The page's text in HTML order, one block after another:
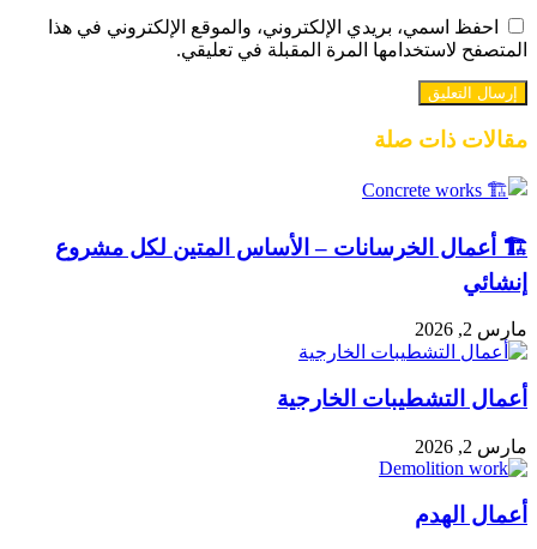
احفظ اسمي، بريدي الإلكتروني، والموقع الإلكتروني في هذا
المتصفح لاستخدامها المرة المقبلة في تعليقي.
مقالات ذات صلة
🏗️ أعمال الخرسانات – الأساس المتين لكل مشروع
إنشائي
مارس 2, 2026
أعمال التشطيبات الخارجية
مارس 2, 2026
أعمال الهدم